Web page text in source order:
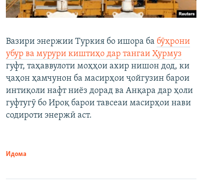
Вазири энержии Туркия бо ишора ба бӯҳрони
убур ва мурури киштиҳо дар тангаи Ҳурмуз
гуфт, таҳаввулоти моҳҳои ахир нишон дод, ки
ҷаҳон ҳамчунон ба масирҳои ҷойгузин барои
интиқоли нафт ниёз дорад ва Анқара дар ҳоли
гуфтугӯ бо Ироқ барои тавсеаи масирҳои нави
содироти энержӣ аст.
Идома